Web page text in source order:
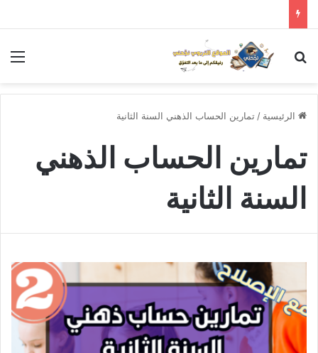
بحث عن
الرئيسية / تمارين الحساب الذهني السنة الثانية
تمارين الحساب الذهني
السنة الثانية